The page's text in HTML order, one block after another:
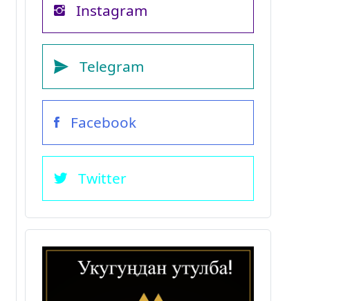
Instagram
Telegram
Facebook
Twitter